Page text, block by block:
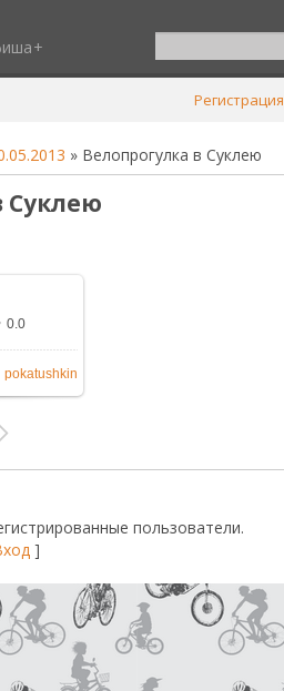
Регистрация
» Велопрогулка в Суклею
Суклею
1600x1200
0.0
pokatushkin
пользователи.
]